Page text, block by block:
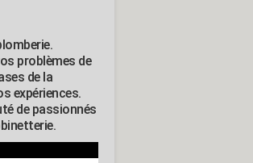
problèmes de
de la
expériences.
de passionnés